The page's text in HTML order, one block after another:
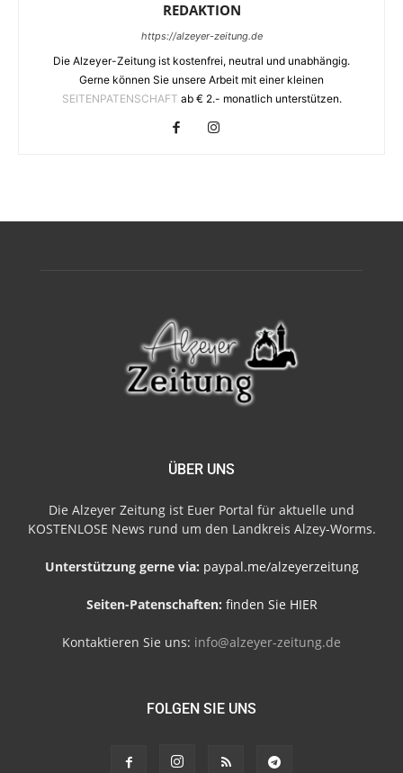
REDAKTION
https://alzeyer-zeitung.de
Die Alzeyer-Zeitung ist kostenfrei, neutral und unabhängig.
Gerne können Sie unsere Arbeit mit einer kleinen
SEITENPATENSCHAFT ab € 2.- monatlich unterstützen.
ÜBER UNS
Die Alzeyer Zeitung ist Euer Portal für aktuelle und
KOSTENLOSE News rund um den Landkreis Alzey-Worms.
Unterstützung gerne via: paypal.me/alzeyerzeitung
Seiten-Patenschaften: finden Sie HIER
Kontaktieren Sie uns: info@alzeyer-zeitung.de
FOLGEN SIE UNS